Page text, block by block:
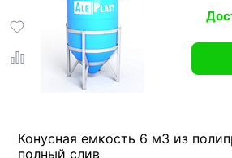
Конусная емкость 6 м3 из
полный слив